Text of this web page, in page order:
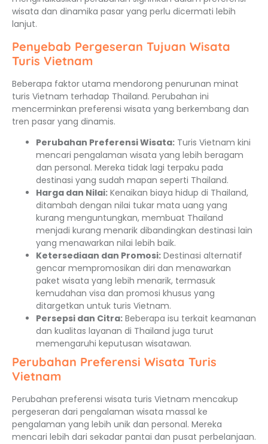
wisata dan dinamika pasar yang perlu dicermati lebih
lanjut.
Penyebab Pergeseran Tujuan Wisata
Turis Vietnam
Beberapa faktor utama mendorong penurunan minat
turis Vietnam terhadap Thailand. Perubahan ini
mencerminkan preferensi wisata yang berkembang dan
tren pasar yang dinamis.
Perubahan Preferensi Wisata: Turis Vietnam kini
mencari pengalaman wisata yang lebih beragam
dan personal. Mereka tidak lagi terpaku pada
destinasi yang sudah mapan seperti Thailand.
Harga dan Nilai: Kenaikan biaya hidup di Thailand,
ditambah dengan nilai tukar mata uang yang
kurang menguntungkan, membuat Thailand
menjadi kurang menarik dibandingkan destinasi lain
yang menawarkan nilai lebih baik.
Ketersediaan dan Promosi: Destinasi alternatif
gencar mempromosikan diri dan menawarkan
paket wisata yang lebih menarik, termasuk
kemudahan visa dan promosi khusus yang
ditargetkan untuk turis Vietnam.
Persepsi dan Citra: Beberapa isu terkait keamanan
dan kualitas layanan di Thailand juga turut
memengaruhi keputusan wisatawan.
Perubahan Preferensi Wisata Turis
Vietnam
Perubahan preferensi wisata turis Vietnam mencakup
pergeseran dari pengalaman wisata massal ke
pengalaman yang lebih unik dan personal. Mereka
mencari lebih dari sekadar pantai dan pusat perbelanjaan.